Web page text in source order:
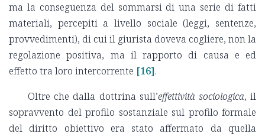
ma la conseguenza del sommarsi di una serie di fatti
materiali, percepiti a livello sociale (leggi, sentenze,
provvedimenti), di cui il giurista doveva cogliere, non la
regolazione positiva, ma il rapporto di causa e ed
effetto tra loro intercorrente [16].
Oltre che dalla dottrina sull’effettivitàsociologica, il
sopravvento del profilo sostanziale sul profilo formale
del diritto obiettivo era stato affermato da quella